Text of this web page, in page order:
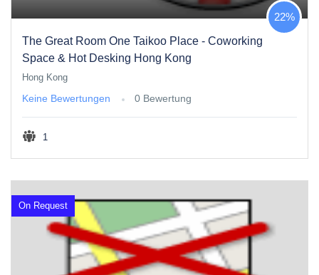
The Great Room One Taikoo Place - Coworking
Space & Hot Desking Hong Kong
22%
Hong Kong
Keine Bewertungen 0 Bewertung
1
On Request